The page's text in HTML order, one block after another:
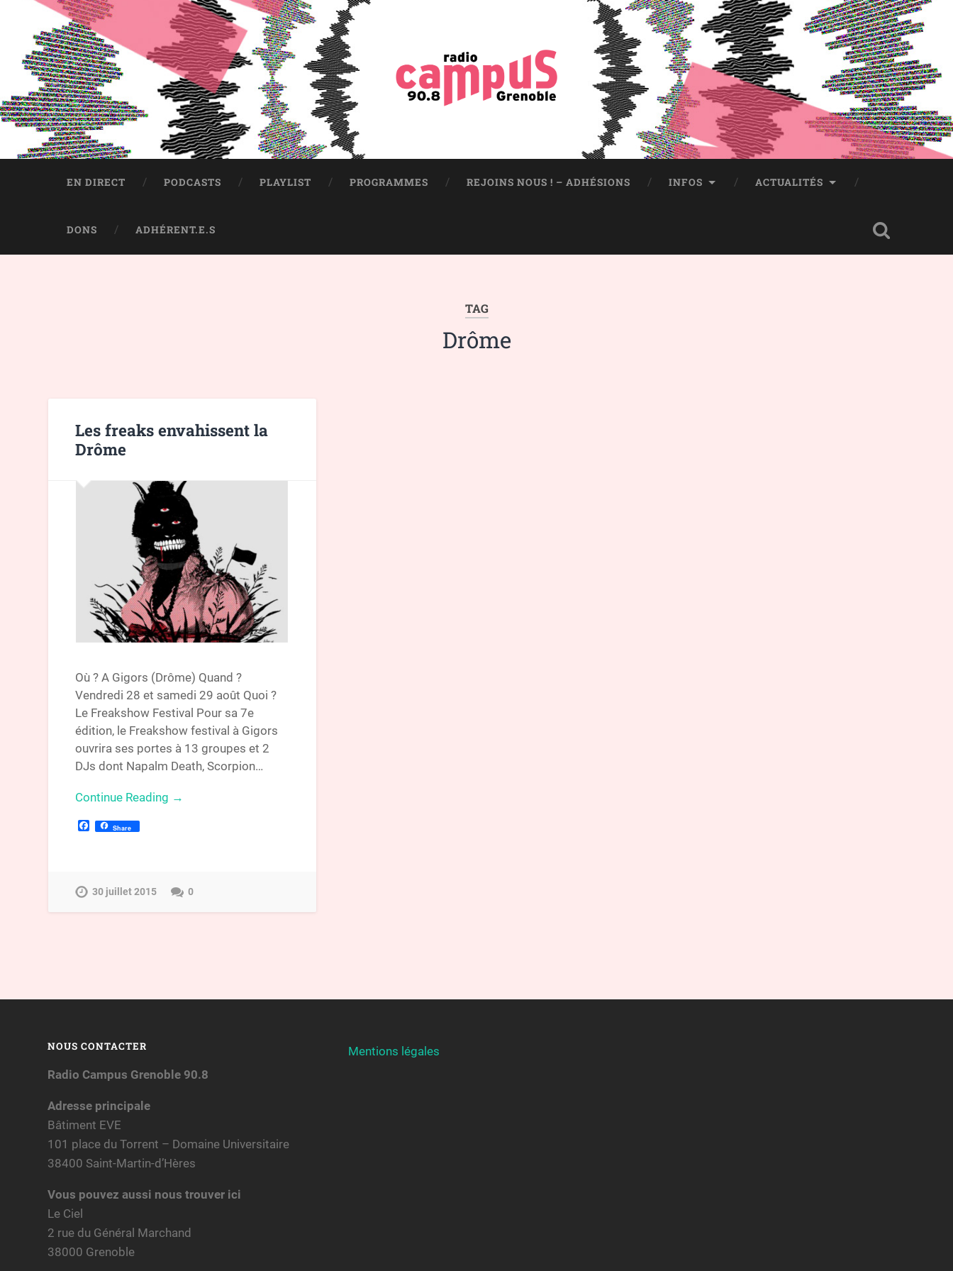
EN DIRECT PODCASTS PLAYLIST PROGRAMMES REJOINS NOUS ! – ADHÉSIONS INFOS ACTUALITÉS
DONS ADHÉRENT.E.S
TAG
Drôme
Les freaks envahissent la
Drôme
Où ? A Gigors (Drôme) Quand ?
Vendredi 28 et samedi 29 août Quoi ?
Le Freakshow Festival Pour sa 7e
édition, le Freakshow festival à Gigors
ouvrira ses portes à 13 groupes et 2
DJs dont Napalm Death, Scorpion…
Continue Reading →
Facebook
Share
30 juillet 2015 0
NOUS CONTACTER
Radio Campus Grenoble 90.8
Adresse principale
Bâtiment EVE
101 place du Torrent – Domaine Universitaire
38400 Saint-Martin-d’Hères
Vous pouvez aussi nous trouver ici
Le Ciel
2 rue du Général Marchand
38000 Grenoble
Mentions légales